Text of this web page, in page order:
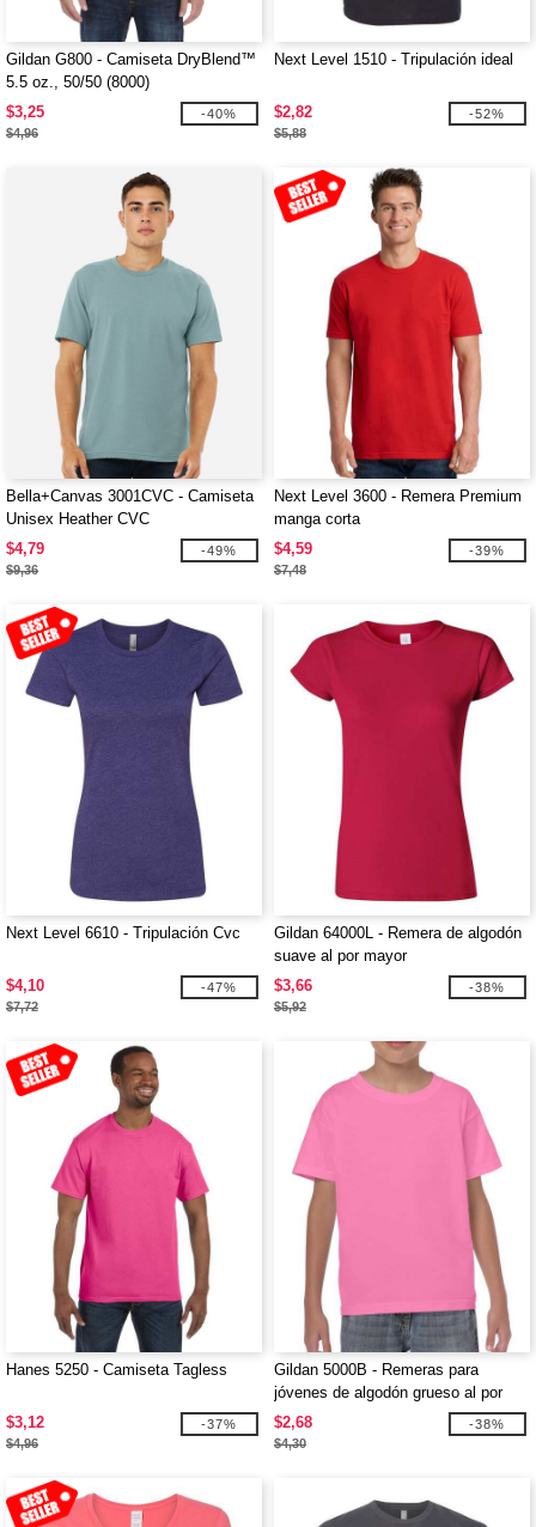
Gildan G800 - Camiseta DryBlend™
5.5 oz., 50/50 (8000)
$3,25
$4,96
-40%
Next Level 1510 - Tripulación ideal
$2,82
$5,88
-52%
Bella+Canvas 3001CVC - Camiseta
Unisex Heather CVC
$4,79
$9,36
-49%
Next Level 3600 - Remera Premium
manga corta
$4,59
$7,48
-39%
Next Level 6610 - Tripulación Cvc
$4,10
$7,72
-47%
Gildan 64000L - Remera de algodón
suave al por mayor
$3,66
$5,92
-38%
Hanes 5250 - Camiseta Tagless
$3,12
$4,96
-37%
Gildan 5000B - Remeras para
jóvenes de algodón grueso al por
mayor
$2,68
$4,30
-38%